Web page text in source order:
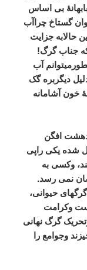
بی اساس
گستاخ چراآب
حالابه جزایت
جناب گرگ!
آب
دیگربره گک
خون آشامانه
افگن
شده یکی راپی
وکسی به
نمی رسد.
حیوانی،
وکرامت
گرگ نهانی
وجوامع را